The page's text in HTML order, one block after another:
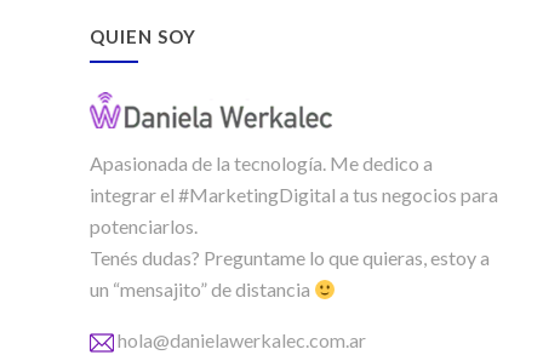
QUIEN SOY
Apasionada de la tecnología. Me dedico a
integrar el #MarketingDigital a tus negocios para
potenciarlos.
Tenés dudas? Preguntame lo que quieras, estoy a
un “mensajito” de distancia
hola@danielawerkalec.com.ar